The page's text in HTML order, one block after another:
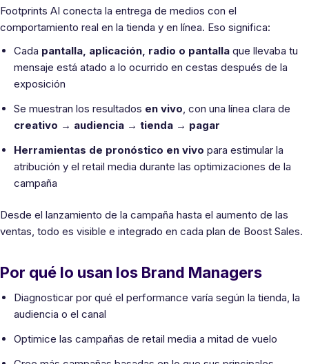
Footprints AI conecta la entrega de medios con el
comportamiento real en la tienda y en línea. Eso significa:
Cada pantalla, aplicación, radio o pantalla que llevaba tu
mensaje está atado a lo ocurrido en cestas después de la
exposición
Se muestran los resultados en vivo, con una línea clara de
creativo → audiencia → tienda → pagar
Herramientas de pronóstico en vivo para estimular la
atribución y el retail media durante las optimizaciones de la
campaña
Desde el lanzamiento de la campaña hasta el aumento de las
ventas, todo es visible e integrado en cada plan de Boost Sales.
Por qué lo usan los Brand Managers
Diagnosticar por qué el performance varía según la tienda, la
audiencia o el canal
Optimice las campañas de retail media a mitad de vuelo